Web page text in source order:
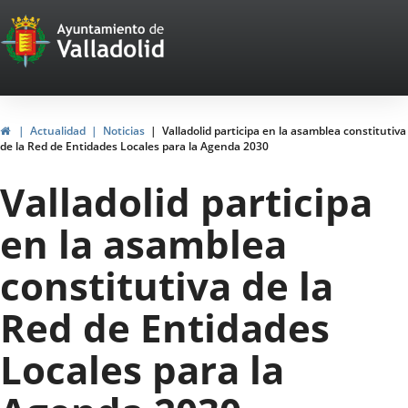
Portal
Web
del
Ayuntamiento
de
Valladolid
InicioActualidad Noticias
Valladolid participa en la asamblea constitutiva
de la Red de Entidades Locales para la Agenda 2030
Valladolid participa
en la asamblea
constitutiva de la
Red de Entidades
Locales para la